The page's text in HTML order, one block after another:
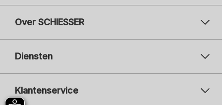
Over SCHIESSER
Diensten
Klantenservice